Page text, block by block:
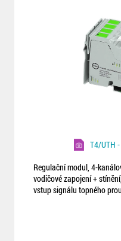
T4/UTH
Regulační modul, 4-
vodičové zapojení +
vstup signálu topného